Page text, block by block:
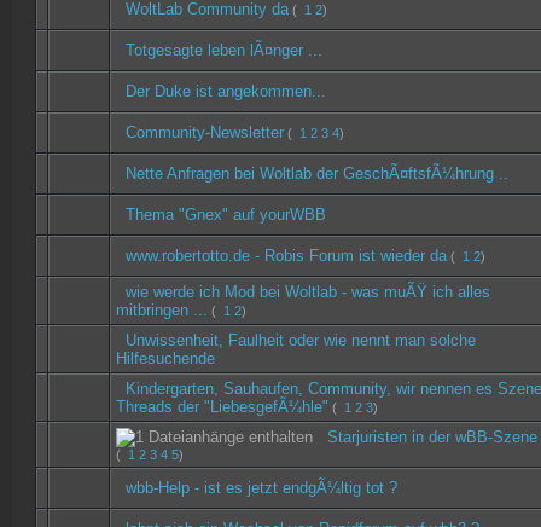
WoltLab Community da ( 1 2)
Totgesagte leben lÃ¤nger ...
Der Duke ist angekommen...
Community-Newsletter ( 1 2 3 4)
Nette Anfragen bei Woltlab der GeschÃ¤ftsfÃ¼hrung ..
Thema "Gnex" auf yourWBB
www.robertotto.de - Robis Forum ist wieder da ( 1 2)
wie werde ich Mod bei Woltlab - was muÃŸ ich alles
mitbringen ... ( 1 2)
Unwissenheit, Faulheit oder wie nennt man solche
Hilfesuchende
Kindergarten, Sauhaufen, Community, wir nennen es
Threads der "LiebesgefÃ¼hle" ( 1 2 3)
Starjuristen in der wBB-
( 1 2 3 4 5)
wbb-Help - ist es jetzt endgÃ¼ltig tot ?